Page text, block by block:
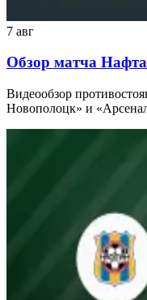
7 авг
Обзор матча
Видеообзор
Новополоцк» и